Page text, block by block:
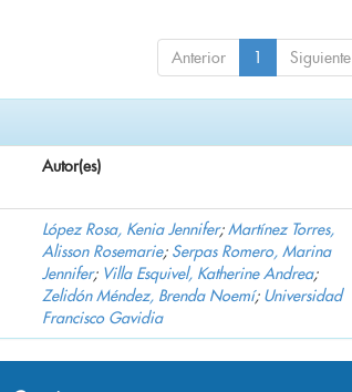
Anterior 1 Siguiente
Autor(es)
López Rosa, Kenia Jennifer;Martínez Torres,
Alisson Rosemarie; Serpas Romero, Marina
Jennifer; Villa Esquivel, Katherine Andrea;
Zelidón Méndez, Brenda Noemí; Universidad
Francisco Gavidia